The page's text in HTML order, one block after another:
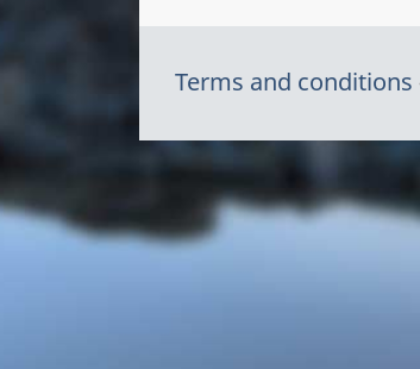
Terms and conditions